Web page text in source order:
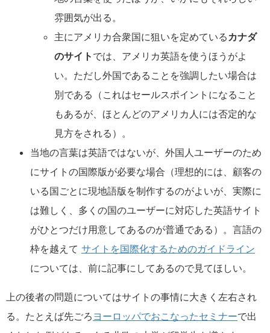
雰囲気が出る。
主にアメリカ合衆国に狙いを定めているカナダ
のサイト では、アメリカ英語を使うほうがよ
い。ただし外国であることを強調したい場合は
別である（これはセールスポイントになること
もあるが、ほとんどのアメリカ人には否定的な
見方をされる）。
当地の言葉は英語ではないが、外国人ユーザーのため
にサイトの国際版が必要な場合（理想的には、顧客の
いる国ごとに現地語版を制作するのがよいが、実際に
は難しく、多くの国のユーザーに対応した英語サイト
がひとつだけ用意してあるのが普通である）。言語の
枠を越えて サイトを国際化するためのガイドライン
については、前に記事にしてあるので見てほしい。
上の後者の問題についてはサイトの事情に大きく左右され
る。たとえば先ごろ ヨーロッパでおこなったセミナーで出